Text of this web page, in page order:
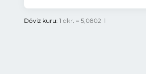
Döviz kuru: 1 dkr. = 5,0802 l